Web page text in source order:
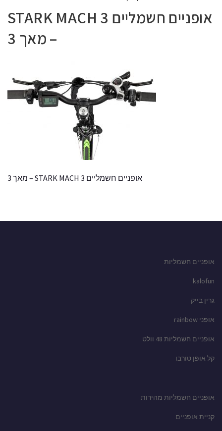
אופניים חשמליים STARK MACH 3
– מאך 3
אופניים חשמליים STARK MACH 3 – מאך 3
אופניים חשמליות
kalofun
גרין בייק
אופני rainbow
אופניים חשמליות 48 וולט
קל אופן טורבו
אופניים חשמליות מהירות
קניית אופניים